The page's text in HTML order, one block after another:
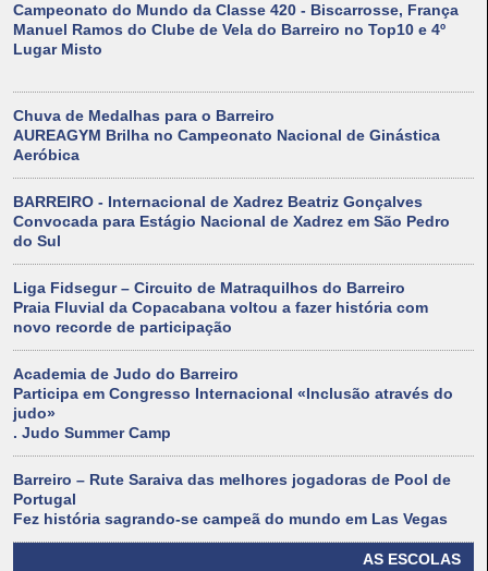
Campeonato do Mundo da Classe 420 - Biscarrosse, França
Manuel Ramos do Clube de Vela do Barreiro no Top10 e 4º
Lugar Misto
Chuva de Medalhas para o Barreiro
AUREAGYM Brilha no Campeonato Nacional de Ginástica
Aeróbica
BARREIRO - Internacional de Xadrez Beatriz Gonçalves
Convocada para Estágio Nacional de Xadrez em São Pedro
do Sul
Liga Fidsegur – Circuito de Matraquilhos do Barreiro
Praia Fluvial da Copacabana voltou a fazer história com
novo recorde de participação
Academia de Judo do Barreiro
Participa em Congresso Internacional «Inclusão através do
judo»
. Judo Summer Camp
Barreiro – Rute Saraiva das melhores jogadoras de Pool de
Portugal
Fez história sagrando-se campeã do mundo em Las Vegas
AS ESCOLAS